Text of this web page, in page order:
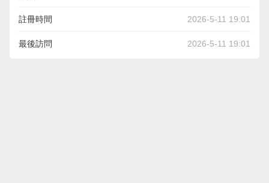
註冊時間 2026-5-11 19:01
最後訪問 2026-5-11 19:01